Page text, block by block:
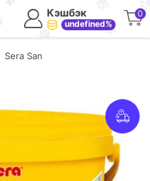
Кэшбэк
undefined%
0
Sera San